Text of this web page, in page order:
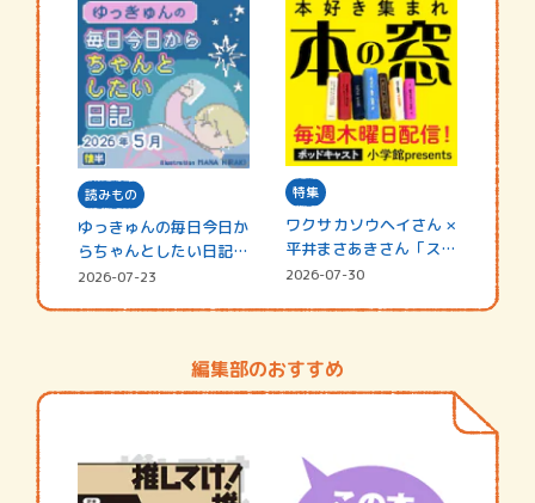
読みもの
ゆっきゅんの毎日今日か
らちゃんとしたい日記
☆202…
2026-07-23
特集
ワクサカソウヘイさん ×
平井まさあきさん「スペ
シャ…
2026-07-30
編集部のおすすめ